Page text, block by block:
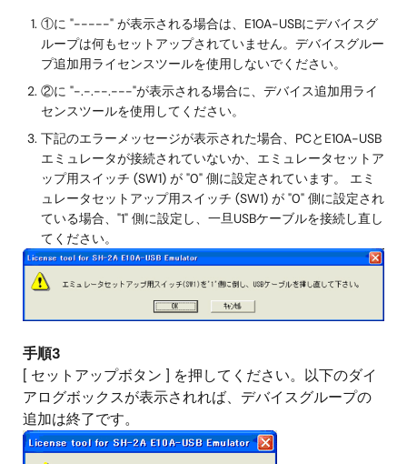
①に "-----" が表示される場合は、E10A-USBにデバイスグ
ループは何もセットアップされていません。デバイスグルー
プ追加用ライセンスツールを使用しないでください。
②に "-.-.--.---"が表示される場合に、デバイス追加用ライ
センスツールを使用してください。
下記のエラーメッセージが表示された場合、PCとE10A-USB
エミュレータが接続されていないか、エミュレータセットア
ップ用スイッチ (SW1) が "0" 側に設定されています。 エミ
ュレータセットアップ用スイッチ (SW1) が "0" 側に設定され
ている場合、"1" 側に設定し、一旦USBケーブルを接続し直し
てください。
手順3
[ セットアップボタン ] を押してください。以下のダイ
アログボックスが表示されれば、デバイスグループの
追加は終了です。